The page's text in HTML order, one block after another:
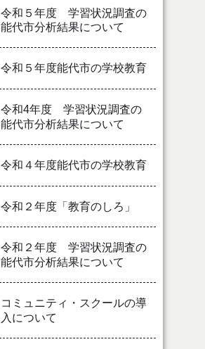
令和５年度 学習状況調査の
能代市分析結果について
令和５年度能代市の学校教育
令和4年度 学習状況調査の
能代市分析結果について
令和４年度能代市の学校教育
令和２年度「教育のしろ」
令和２年度 学習状況調査の
能代市分析結果について
コミュニティ・スクールの導
入について